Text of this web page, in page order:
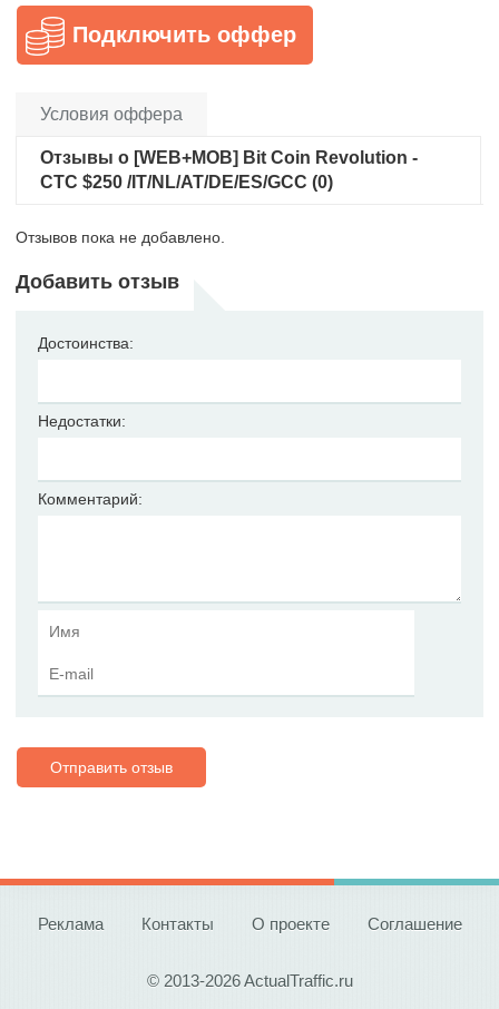
Подключить оффер
Условия оффера
Отзывы о [WEB+MOB] Bit Coin Revolution -
CTC $250 /IT/NL/AT/DE/ES/GCC (0)
Отзывов пока не добавлено.
Добавить отзыв
Достоинства:
Недостатки:
Комментарий:
Отправить отзыв
Реклама Контакты О проекте Соглашение
© 2013-2026 ActualTraffic.ru